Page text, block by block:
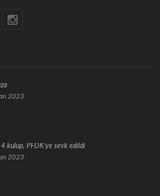
2023
4 kulüp, PFDK'ye sevk edildi
2023